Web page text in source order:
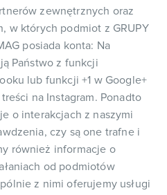
zewnętrznych oraz
w których podmiot z GRUPY
posiada konta: Na
Państwo z funkcji
lub funkcji +1 w Google+
na Instagram. Ponadto
o interakcjach z naszymi
czy są one trafne i
również informacje o
od podmiotów
z nimi oferujemy usługi